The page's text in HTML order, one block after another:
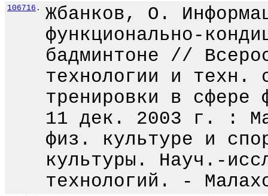
106716 .
Жбанков, О.
функционально-
бадминтоне //
технологии и техн.
тренировки в
11 дек. 2003 г. :
физ. культуре и
культуры. Науч.-
технологий. -